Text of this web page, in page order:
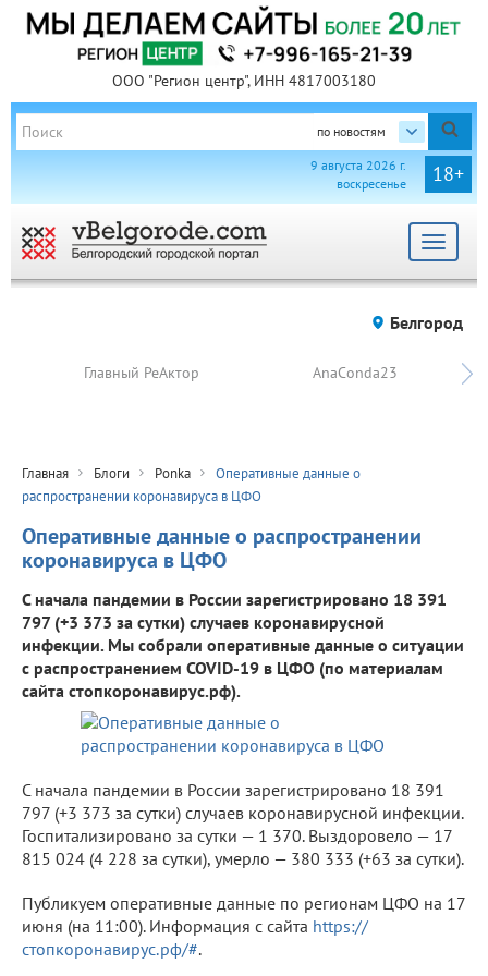
ООО "Регион центр", ИНН 4817003180
по новостям
18+
9 августа 2026 г.
воскресенье
Toggle
Белгород
Главный РеАктор AnaConda23
Главная Блоги Ponka
Оперативные данные о
распространении коронавируса в ЦФО
Оперативные данные о распространении
коронавируса в ЦФО
С начала пандемии в России зарегистрировано 18 391
797 (+3 373 за сутки) случаев коронавирусной
инфекции. Мы собрали оперативные данные о ситуации
с распространением COVID-19 в ЦФО (по материалам
сайта стопкоронавирус.рф).
С начала пандемии в России зарегистрировано 18 391
797 (+3 373 за сутки) случаев коронавирусной инфекции.
Госпитализировано за сутки — 1 370. Выздоровело — 17
815 024 (4 228 за сутки), умерло — 380 333 (+63 за сутки).
Публикуем оперативные данные по регионам ЦФО на 17
июня (на 11:00). Информация с сайта https://
стопкоронавирус.рф/#.